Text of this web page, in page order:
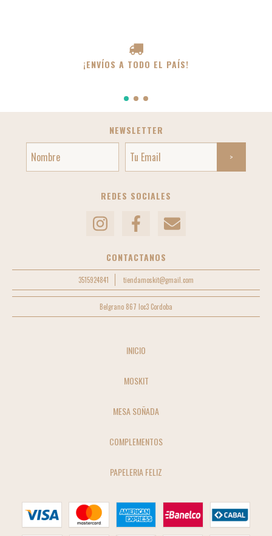
¡ENVÍOS A TODO EL PAÍS!
NEWSLETTER
REDES SOCIALES
CONTACTANOS
3515924841 tiendamoskit@gmail.com
Belgrano 867 loc3 Cordoba
INICIO
MOSKIT
MESA SOÑADA
COMPLEMENTOS
PAPELERIA FELIZ